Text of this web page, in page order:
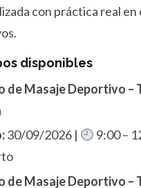
con práctica real en
disponibles
de Masaje Deportivo –
30/09/2026 |
9:00 –
de Masaje Deportivo –